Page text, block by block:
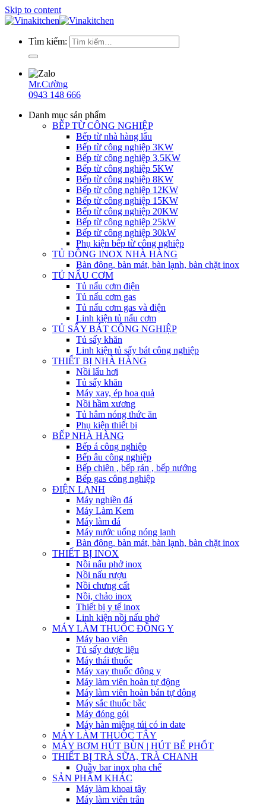
Skip to content
Tìm kiếm:
Mr.Cường
0943 148 666
Danh mục sản phẩm
BẾP TỪ CÔNG NGHIỆP
Bếp từ nhà hàng lẩu
Bếp từ công nghiệp 3KW
Bếp từ công nghiệp 3.5KW
Bếp từ công nghiệp 5KW
Bếp từ công nghiệp 8KW
Bếp từ công nghiệp 12KW
Bếp từ công nghiệp 15KW
Bếp từ công nghiệp 20KW
Bếp từ công nghiệp 25kW
Bếp từ công nghiệp 30kW
Phụ kiện bếp từ công nghiệp
TỦ ĐÔNG INOX NHÀ HÀNG
Bàn đông, bàn mát, bàn lạnh, bàn chặt inox
TỦ NẤU CƠM
Tủ nấu cơm điện
Tủ nấu cơm gas
Tủ nấu cơm gas và điện
Linh kiện tủ nấu cơm
TỦ SẤY BÁT CÔNG NGHIỆP
Tủ sấy khăn
Linh kiện tủ sấy bát công nghiệp
THIẾT BỊ NHÀ HÀNG
Nồi lẩu hơi
Tủ sấy khăn
Máy xay, ép hoa quả
Nồi hầm xương
Tủ hâm nóng thức ăn
Phụ kiện thiết bị
BẾP NHÀ HÀNG
Bếp á công nghiệp
Bếp âu công nghiệp
Bếp chiên , bếp rán , bếp nướng
Bếp gas công nghiệp
ĐIỆN LẠNH
Máy nghiền đá
Máy Làm Kem
Máy làm đá
Máy nước uống nóng lạnh
Bàn đông, bàn mát, bàn lạnh, bàn chặt inox
THIẾT BỊ INOX
Nồi nấu phở inox
Nồi nấu rượu
Nồi chưng cất
Nồi, chảo inox
Thiết bị y tế inox
Linh kiện nồi nấu phở
MÁY LÀM THUỐC ĐÔNG Y
Máy bao viên
Tủ sấy dược liệu
Máy thái thuốc
Máy xay thuốc đông y
Máy làm viên hoàn tự động
Máy làm viên hoàn bán tự động
Máy sắc thuốc bắc
Máy đóng gói
Máy hàn miệng túi có in date
MÁY LÀM THUỐC TÂY
MÁY BƠM HÚT BÙN | HÚT BỂ PHỐT
THIẾT BỊ TRÀ SỮA, TRÀ CHANH
Quầy bar inox pha chế
SẢN PHẨM KHÁC
Máy làm khoai tây
Máy làm viên trân